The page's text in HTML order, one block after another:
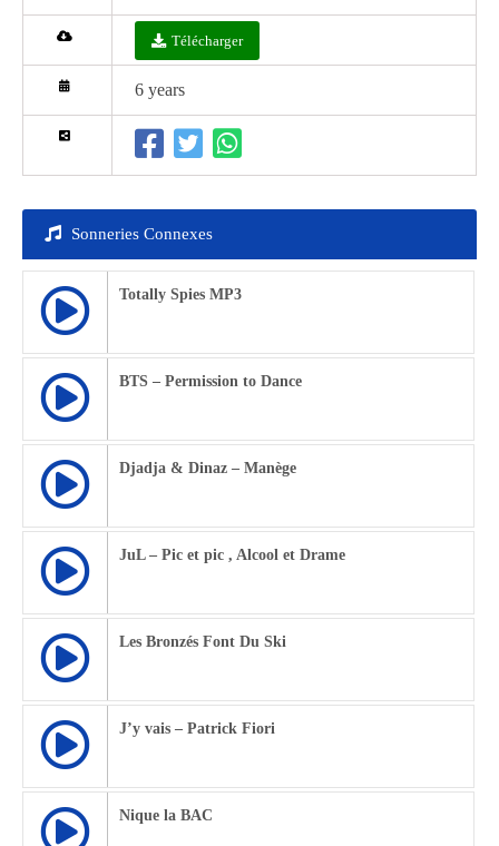
Télécharger
6 years
Sonneries Connexes
Totally Spies MP3
BTS – Permission to Dance
Djadja & Dinaz – Manège
JuL – Pic et pic , Alcool et Drame
Les Bronzés Font Du Ski
J’y vais – Patrick Fiori
Nique la BAC